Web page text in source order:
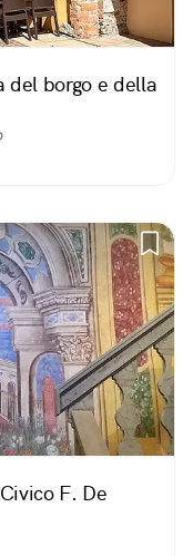
del borgo e della
F. De